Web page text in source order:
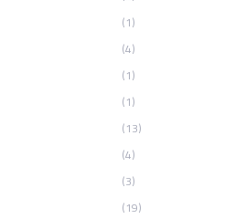
(1)
(4)
(1)
(1)
(13)
(4)
(3)
(19)